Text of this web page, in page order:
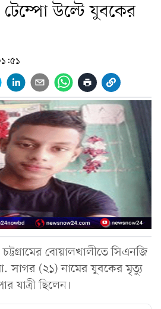
উল্টে যুবকের
চট্টগ্রামের বোয়ালখালীতে সিএনজি
সাগর (২১) নামের যুবকের মৃত্যু
যাত্রী ছিলেন।